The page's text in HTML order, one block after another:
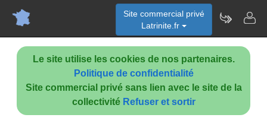
Le site utilise les cookies de nos partenaires.
Politique de confidentialité
Site commercial privé sans lien avec le site de la
collectivité Refuser et sortir
Site commercial privé
Latrinite.fr